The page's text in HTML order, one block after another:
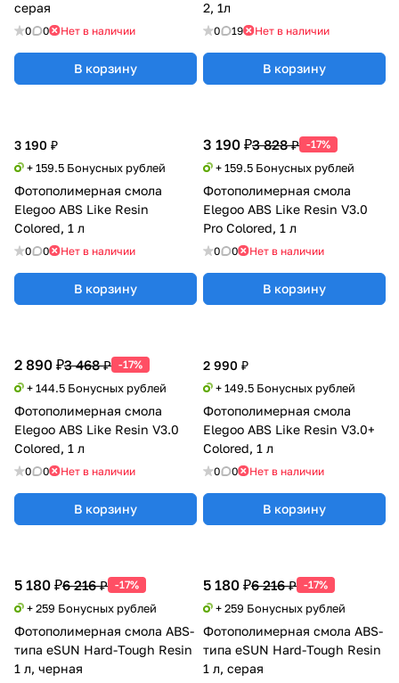
серая
0 0 Нет в наличии
В корзину
2, 1л
0 19 Нет в наличии
В корзину
3 190 ₽
+ 159.5 Бонусных рублей
Фотополимерная смола
Elegoo ABS Like Resin
Colored, 1 л
0 0 Нет в наличии
В корзину
3 190 ₽3 828 ₽ -17%
+ 159.5 Бонусных рублей
Фотополимерная смола
Elegoo ABS Like Resin V3.0
Pro Colored, 1 л
0 0 Нет в наличии
В корзину
2 890 ₽3 468 ₽ -17%
+ 144.5 Бонусных рублей
Фотополимерная смола
Elegoo ABS Like Resin V3.0
Colored, 1 л
0 0 Нет в наличии
В корзину
2 990 ₽
+ 149.5 Бонусных рублей
Фотополимерная смола
Elegoo ABS Like Resin V3.0+
Colored, 1 л
0 0 Нет в наличии
В корзину
5 180 ₽6 216 ₽ -17%
+ 259 Бонусных рублей
Фотополимерная смола ABS-
типа eSUN Hard-Tough Resin
1 л, черная
5 180 ₽6 216 ₽ -17%
+ 259 Бонусных рублей
Фотополимерная смола ABS-
типа eSUN Hard-Tough Resin
1 л, серая